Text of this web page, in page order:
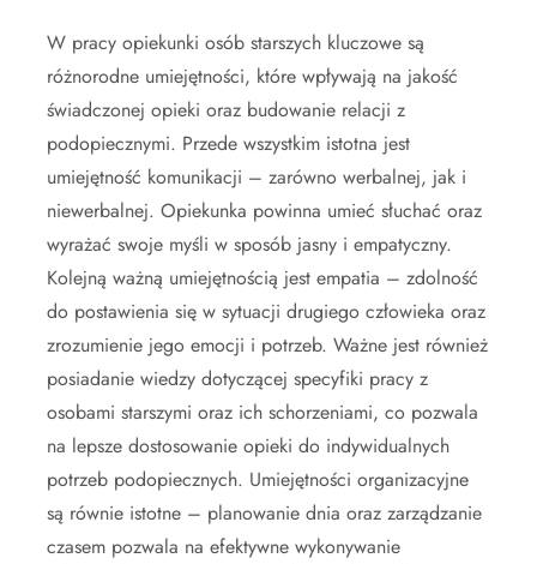
W pracy opiekunki osób starszych kluczowe są
różnorodne umiejętności, które wpływają na jakość
świadczonej opieki oraz budowanie relacji z
podopiecznymi. Przede wszystkim istotna jest
umiejętność komunikacji – zarówno werbalnej, jak i
niewerbalnej. Opiekunka powinna umieć słuchać oraz
wyrażać swoje myśli w sposób jasny i empatyczny.
Kolejną ważną umiejętnością jest empatia – zdolność
do postawienia się w sytuacji drugiego człowieka oraz
zrozumienie jego emocji i potrzeb. Ważne jest również
posiadanie wiedzy dotyczącej specyfiki pracy z
osobami starszymi oraz ich schorzeniami, co pozwala
na lepsze dostosowanie opieki do indywidualnych
potrzeb podopiecznych. Umiejętności organizacyjne
są równie istotne – planowanie dnia oraz zarządzanie
czasem pozwala na efektywne wykonywanie